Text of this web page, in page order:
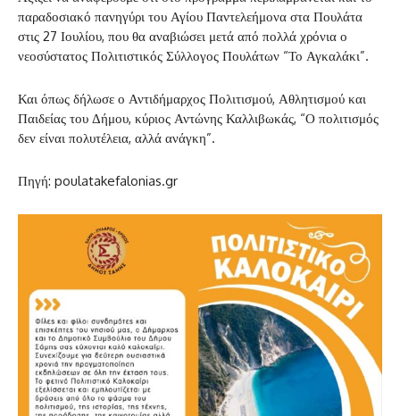
παραδοσιακό πανηγύρι του Αγίου Παντελεήμονα στα Πουλάτα
στις 27 Ιουλίου, που θα αναβιώσει μετά από πολλά χρόνια ο
νεοσύστατος Πολιτιστικός Σύλλογος Πουλάτων “Το Αγκαλάκι”.
Και όπως δήλωσε ο Αντιδήμαρχος Πολιτισμού, Αθλητισμού και
Παιδείας του Δήμου, κύριος Αντώνης Καλλιβωκάς, “Ο πολιτισμός
δεν είναι πολυτέλεια, αλλά ανάγκη”.
Πηγή: poulatakefalonias.gr